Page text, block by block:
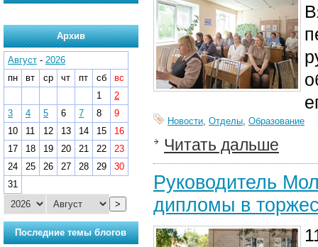
Новости, Отделы, Образование
Читать дальше
Руководитель
дипломы в
Архив
Август - 2026
пн
вт ср чт пт сб
вс
1
2
3
4 5 6 7 8
9
10
11 12 13 14 15
16
17
18 19 20 21 22
23
24
25 26 27 28 29
30
31
>
Последние темы блогов